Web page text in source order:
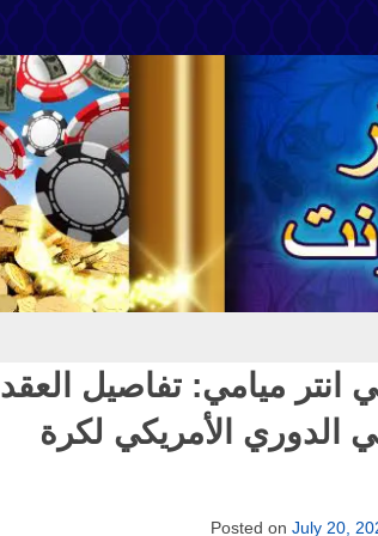
انتر ميامي: تفاصيل العقد
الدوري الأمريكي لكرة
Posted on July 20,